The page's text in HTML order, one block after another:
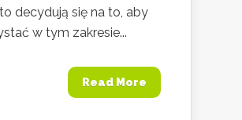
decydują się na to, aby
w tym zakresie...
Read More